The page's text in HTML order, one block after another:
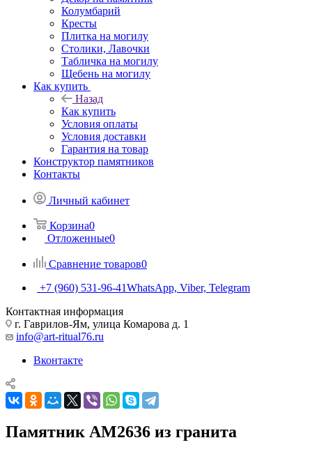
Колумбарий
Кресты
Плитка на могилу
Столики, Лавочки
Табличка на могилу
Щебень на могилу
Как купить
Назад
Как купить
Условия оплаты
Условия доставки
Гарантия на товар
Конструктор памятников
Контакты
Личный кабинет
Корзина0
Отложенные0
Сравнение товаров0
+7 (960) 531-96-41WhatsApp, Viber, Telegram
Контактная информация
г. Гаврилов-Ям, улица Комарова д. 1
info@art-ritual76.ru
Вконтакте
Памятник AM2636 из гранита